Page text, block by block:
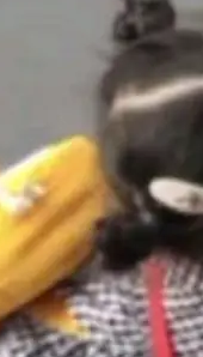
会
以
范
落地
产力
XAge
CI
效率
的新
项：
不新
型
是类
。 文
主题
O
一
在